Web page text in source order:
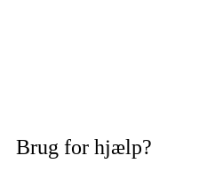
Brug for hjælp?